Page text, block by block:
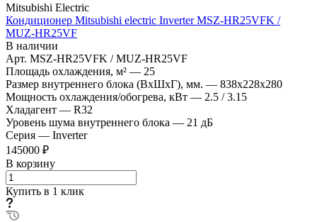
Mitsubishi Electric
Кондиционер Mitsubishi electric Inverter MSZ-HR25VFK /
MUZ-HR25VF
В наличии
Арт. MSZ-HR25VFK / MUZ-HR25VF
Площадь охлаждения, м² — 25
Размер внутреннего блока (ВхШхГ), мм. — 838x228x280
Мощность охлаждения/обогрева, кВт — 2.5 / 3.15
Хладагент — R32
Уровень шума внутреннего блока — 21 дБ
Серия — Inverter
145000 ₽
В корзину
Купить в 1 клик